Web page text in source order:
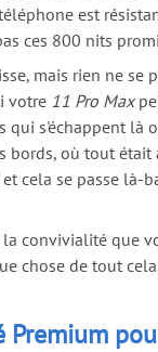
est
ces 800 nits
mais rien ne se
votre 11 Pro Max
qui s'échappent là
bords, où tout
cela se passe là-
convivialité que
chose de tout